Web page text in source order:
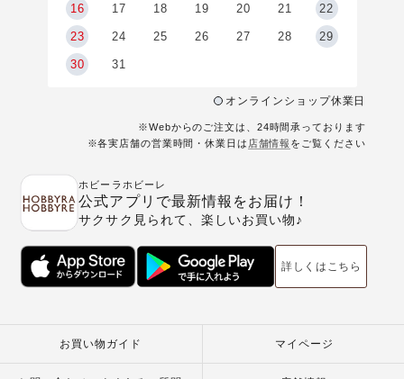
16 17 18 19 20 21 22
23 24 25 26 27 28 29
30 31
オンラインショップ休業日
※Webからのご注文は、24時間承っております
※各実店舗の営業時間・休業日は 店舗情報 をご覧ください
ホビーラホビーレ
公式アプリで最新情報をお届け！
サクサク見られて、楽しいお買い物♪
詳しくはこちら
お買い物ガイド マイページ